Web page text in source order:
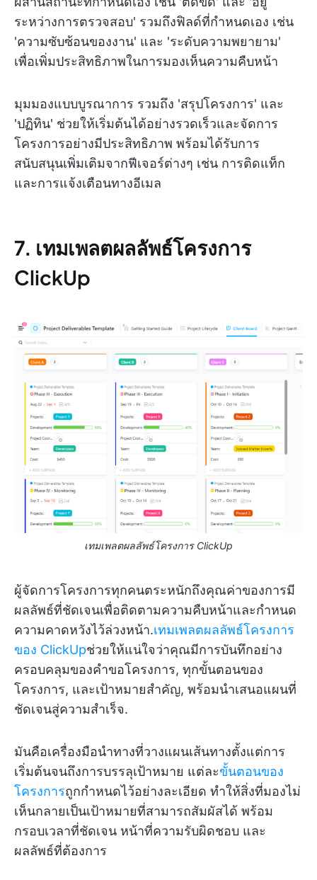
ระหว่างการตรวจสอบ' รวมถึงฟิลด์ที่กำหนดเอง เช่น
'ความซับซ้อนของงาน' และ 'ระดับความพยายาม'
เพื่อเพิ่มประสิทธิภาพในการมองเห็นความคืบหน้า
มุมมองแบบบูรณาการ รวมถึง 'สรุปโครงการ' และ
'ปฏิทิน' ช่วยให้เริ่มต้นได้อย่างรวดเร็วและจัดการ
โครงการอย่างมีประสิทธิภาพ พร้อมได้รับการ
สนับสนุนเพิ่มเติมจากฟีเจอร์ต่างๆ เช่น การติดแท็ก
และการแจ้งเตือนทางอีเมล
7. เทมเพลตผลลัพธ์โครงการ
ClickUp
เทมเพลตผลลัพธ์โครงการ ClickUp
ผู้จัดการโครงการทุกคนตระหนักถึงคุณค่าของการมี
ผลลัพธ์ที่ชัดเจนเพื่อติดตามความคืบหน้าและกำหนด
ความคาดหวังไว้ล่วงหน้า.เทมเพลตผลลัพธ์โครงการ
ของ ClickUpช่วยให้แน่ใจว่าคุณมีการบันทึกอย่าง
ครอบคลุมของคำขอโครงการ, ทุกขั้นตอนของ
โครงการ, และเป้าหมายสำคัญ, พร้อมนำเสนอแผนที่
ชัดเจนสู่ความสำเร็จ.
มันคือเครื่องมือนำทางที่วางแผนเส้นทางตั้งแต่การ
เริ่มต้นจนถึงการบรรลุเป้าหมาย แต่ละขั้นตอนของ
โครงการถูกกำหนดไว้อย่างละเอียด ทำให้สิ่งที่มองไม่
เห็นกลายเป็นเป้าหมายที่สามารถสัมผัสได้ พร้อม
กรอบเวลาที่ชัดเจน หน้าที่ความรับผิดชอบ และ
ผลลัพธ์ที่ต้องการ